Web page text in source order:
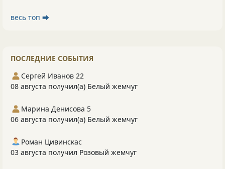
весь топ ⮕
ПОСЛЕДНИЕ СОБЫТИЯ
Сергей Иванов 22
08 августа получил(а) Белый жемчуг
Марина Денисова 5
06 августа получил(а) Белый жемчуг
Роман Цивинскас
03 августа получил Розовый жемчуг